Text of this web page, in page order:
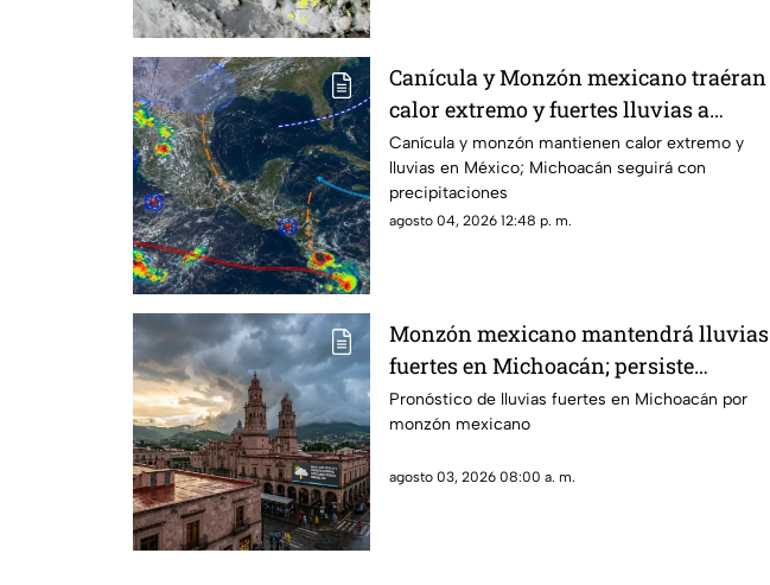
Canícula y Monzón mexicano traéran
calor extremo y fuertes lluvias a
Michoacán
Canícula y monzón mantienen calor extremo y
lluvias en México; Michoacán seguirá con
precipitaciones
agosto 04, 2026 12:48 p. m.
Monzón mexicano mantendrá lluvias
fuertes en Michoacán; persiste
ambiente cálido
Pronóstico de lluvias fuertes en Michoacán por
monzón mexicano
agosto 03, 2026 08:00 a. m.